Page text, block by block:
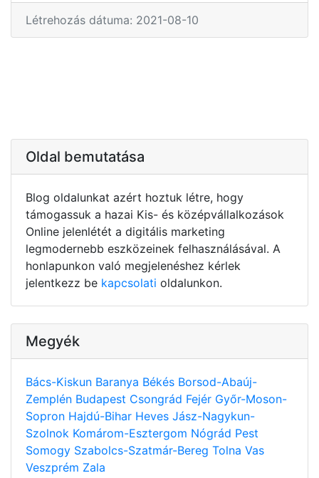
Létrehozás dátuma: 2021-08-10
Oldal bemutatása
Blog oldalunkat azért hoztuk létre, hogy
támogassuk a hazai Kis- és középvállalkozások
Online jelenlétét a digitális marketing
legmodernebb eszközeinek felhasználásával. A
honlapunkon való megjelenéshez kérlek
jelentkezz be kapcsolati oldalunkon.
Megyék
Bács-Kiskun Baranya Békés Borsod-Abaúj-
Zemplén Budapest Csongrád Fejér Győr-Moson-
Sopron Hajdú-Bihar Heves Jász-Nagykun-
Szolnok Komárom-Esztergom Nógrád Pest
Somogy Szabolcs-Szatmár-Bereg Tolna Vas
Veszprém Zala